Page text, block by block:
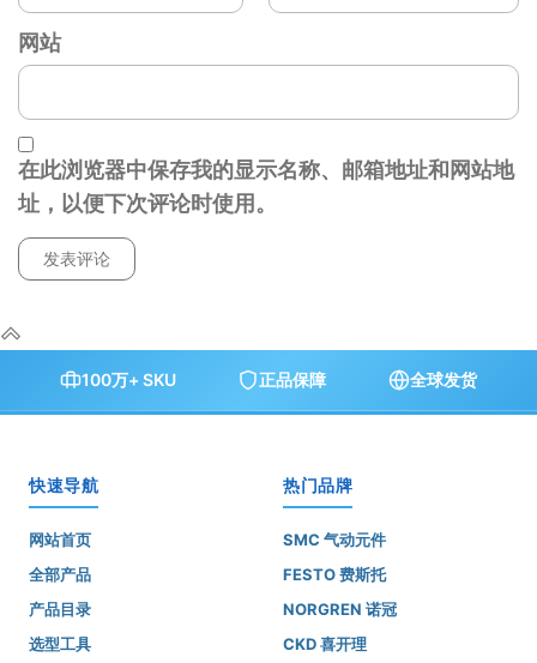
网站
在此浏览器中保存我的显示名称、邮箱地址和网站地
址，以便下次评论时使用。
100万+ SKU 正品保障 全球发货
快速导航
网站首页
全部产品
产品目录
选型工具
热门品牌
SMC 气动元件
FESTO 费斯托
NORGREN 诺冠
CKD 喜开理